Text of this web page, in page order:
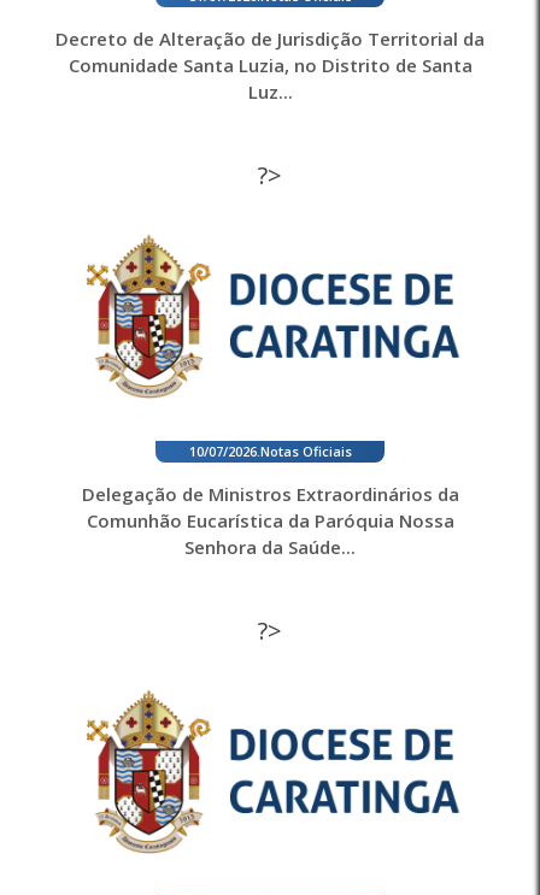
Decreto de Alteração de Jurisdição Territorial da
Comunidade Santa Luzia, no Distrito de Santa
Luz...
?>
10/07/2026. Notas Oficiais
Delegação de Ministros Extraordinários da
Comunhão Eucarística da Paróquia Nossa
Senhora da Saúde...
?>